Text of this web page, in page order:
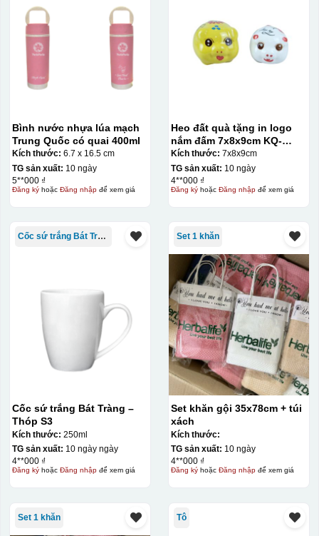
Bình nước nhựa lúa mạch
Trung Quốc có quai 400ml
Kích thước: 6.7 x 16.5 cm
TG sản xuất: 10 ngày
5**000 ₫
Đăng kýhoặc Đăng nhậpđể xem giá
Heo đất quà tặng in logo
nắm đấm 7x8x9cm KQ-
HĐ02
Kích thước: 7x8x9cm
TG sản xuất: 10 ngày
4**000 ₫
Đăng kýhoặc Đăng nhậpđể xem giá
Cốc sứ trắng Bát Tràng
Cốc sứ trắng Bát Tràng –
Thóp S3
Kích thước: 250ml
TG sản xuất: 10 ngày ngày
4**000 ₫
Đăng kýhoặc Đăng nhậpđể xem giá
Set 1 khăn
Set khăn gội 35x78cm + túi
xách
Kích thước:
TG sản xuất: 10 ngày
4**000 ₫
Đăng kýhoặc Đăng nhậpđể xem giá
Set 1 khăn Tô